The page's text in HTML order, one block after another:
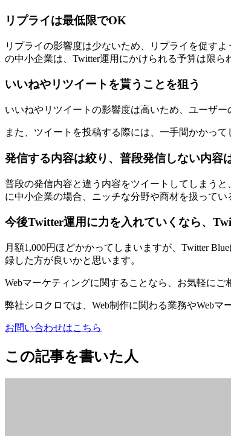
リプライは最低限でOK
リプライの影響度は少ないため、リプライを促す
の中小企業は、Twitter運用にかけられる予算は限
いいねやリツイートを貰うことを狙う
いいねやリツイートの影響度は高いため、ユーザ
また、ツイートを投稿する際には、一手間かかっ
発信する内容は絞り、普段発信しない内容
普段の発信内容と違う内容をツイートしてしまう
に中小企業の場合、ニッチな分野や商材を扱って
今後Twitter運用に力を入れていくなら、
月額1,000円ほどかかってしまいますが、Twitter
録した方が良いかと思います。
Webマーケティングに関することなら、お気軽にご
弊社シロクロでは、Web制作に関わる業務やWeb
お問い合わせはこちら
この記事を書いた人